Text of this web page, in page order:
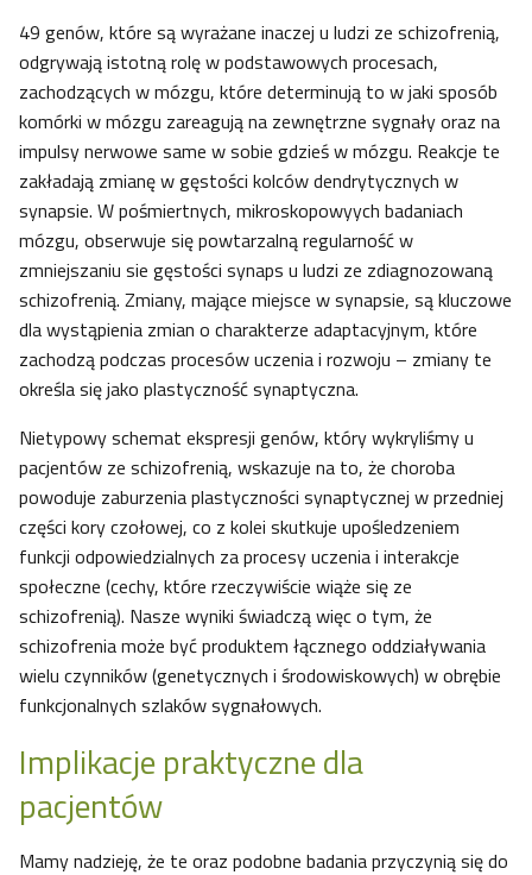
49 genów, które są wyrażane inaczej u ludzi ze schizofrenią,
odgrywają istotną rolę w podstawowych procesach,
zachodzących w mózgu, które determinują to w jaki sposób
komórki w mózgu zareagują na zewnętrzne sygnały oraz na
impulsy nerwowe same w sobie gdzieś w mózgu. Reakcje te
zakładają zmianę w gęstości kolców dendrytycznych w
synapsie. W pośmiertnych, mikroskopowyych badaniach
mózgu, obserwuje się powtarzalną regularność w
zmniejszaniu sie gęstości synaps u ludzi ze zdiagnozowaną
schizofrenią. Zmiany, mające miejsce w synapsie, są kluczowe
dla wystąpienia zmian o charakterze adaptacyjnym, które
zachodzą podczas procesów uczenia i rozwoju – zmiany te
określa się jako plastyczność synaptyczna.
Nietypowy schemat ekspresji genów, który wykryliśmy u
pacjentów ze schizofrenią, wskazuje na to, że choroba
powoduje zaburzenia plastyczności synaptycznej w przedniej
części kory czołowej, co z kolei skutkuje upośledzeniem
funkcji odpowiedzialnych za procesy uczenia i interakcje
społeczne (cechy, które rzeczywiście wiąże się ze
schizofrenią). Nasze wyniki świadczą więc o tym, że
schizofrenia może być produktem łącznego oddziaływania
wielu czynników (genetycznych i środowiskowych) w obrębie
funkcjonalnych szlaków sygnałowych.
Implikacje praktyczne dla
pacjentów
Mamy nadzieję, że te oraz podobne badania przyczynią się do